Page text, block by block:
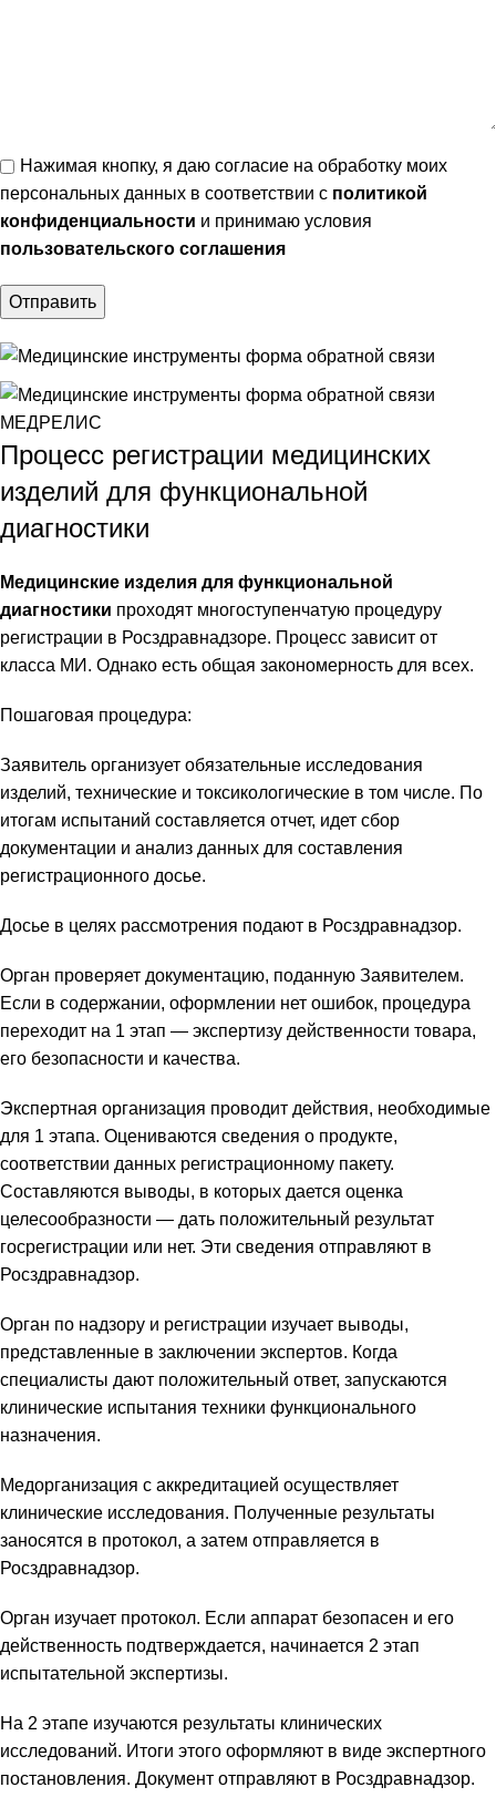
Нажимая кнопку, я даю согласие на обработку моих
персональных данных в соответствии с политикой
конфиденциальности и принимаю условия
пользовательского соглашения
Процесс регистрации медицинских
изделий для функциональной
диагностики
Медицинские изделия для функциональной
диагностики проходят многоступенчатую процедуру
регистрации в Росздравнадзоре. Процесс зависит от
класса МИ. Однако есть общая закономерность для всех.
Пошаговая процедура:
Заявитель организует обязательные исследования
изделий, технические и токсикологические в том числе. По
итогам испытаний составляется отчет, идет сбор
документации и анализ данных для составления
регистрационного досье.
Досье в целях рассмотрения подают в Росздравнадзор.
Орган проверяет документацию, поданную Заявителем.
Если в содержании, оформлении нет ошибок, процедура
переходит на 1 этап — экспертизу действенности товара,
его безопасности и качества.
Экспертная организация проводит действия, необходимые
для 1 этапа. Оцениваются сведения о продукте,
соответствии данных регистрационному пакету.
Составляются выводы, в которых дается оценка
целесообразности — дать положительный результат
госрегистрации или нет. Эти сведения отправляют в
Росздравнадзор.
Орган по надзору и регистрации изучает выводы,
представленные в заключении экспертов. Когда
специалисты дают положительный ответ, запускаются
клинические испытания техники функционального
назначения.
Медорганизация с аккредитацией осуществляет
клинические исследования. Полученные результаты
заносятся в протокол, а затем отправляется в
Росздравнадзор.
Орган изучает протокол. Если аппарат безопасен и его
действенность подтверждается, начинается 2 этап
испытательной экспертизы.
На 2 этапе изучаются результаты клинических
исследований. Итоги этого оформляют в виде экспертного
постановления. Документ отправляют в Росздравнадзор.